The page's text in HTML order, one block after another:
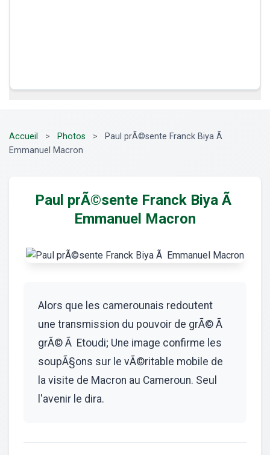
Accueil > Photos >
Paul prÃ©sente Franck Biya Ã
Emmanuel Macron
Paul prÃ©sente Franck Biya Ã
Emmanuel Macron
Alors que les camerounais redoutent
une transmission du pouvoir de grÃ© Ã
grÃ© Ã Etoudi; Une image confirme les
soupÃ§ons sur le vÃ©ritable mobile de
la visite de Macron au Cameroun. Seul
l'avenir le dira.